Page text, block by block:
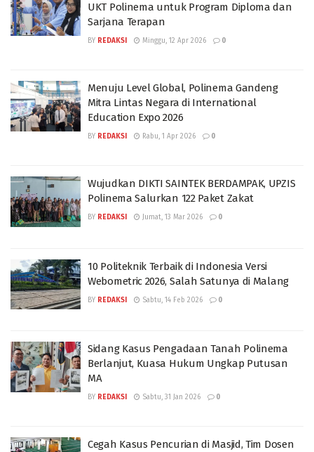
UKT Polinema untuk Program Diploma dan
Sarjana Terapan
BY REDAKSI Minggu, 12 Apr 2026 0
Menuju Level Global, Polinema Gandeng
Mitra Lintas Negara di International
Education Expo 2026
BY REDAKSI Rabu, 1 Apr 2026 0
Wujudkan DIKTI SAINTEK BERDAMPAK, UPZIS
Polinema Salurkan 122 Paket Zakat
BY REDAKSI Jumat, 13 Mar 2026 0
10 Politeknik Terbaik di Indonesia Versi
Webometric 2026, Salah Satunya di Malang
BY REDAKSI Sabtu, 14 Feb 2026 0
Sidang Kasus Pengadaan Tanah Polinema
Berlanjut, Kuasa Hukum Ungkap Putusan
MA
BY REDAKSI Sabtu, 31 Jan 2026 0
Cegah Kasus Pencurian di Masjid, Tim Dosen